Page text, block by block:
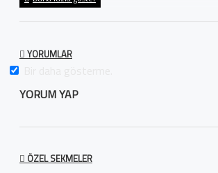
YORUMLAR
YORUM YAP
ÖZEL SEKMELER